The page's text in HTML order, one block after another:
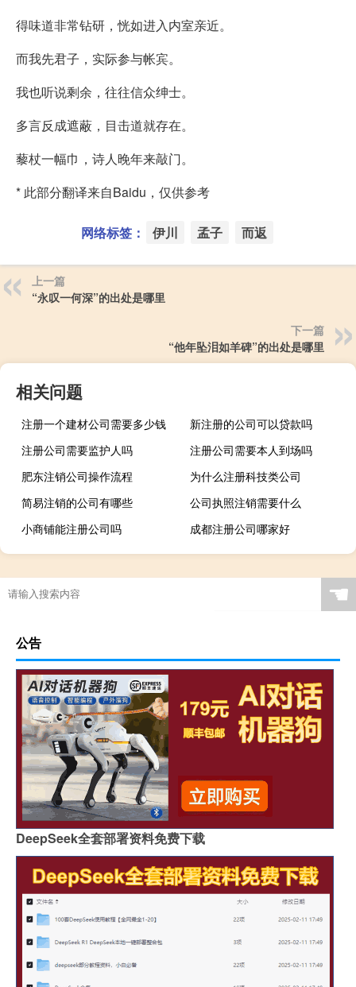
得味道非常钻研，恍如进入内室亲近。
而我先君子，实际参与帐宾。
我也听说剩余，往往信众绅士。
多言反成遮蔽，目击道就存在。
藜杖一幅巾，诗人晚年来敲门。
* 此部分翻译来自Baidu，仅供参考
网络标签： 伊川 孟子 而返
上一篇
“永叹一何深”的出处是哪里
下一篇
“他年坠泪如羊碑”的出处是哪里
相关问题
注册一个建材公司需要多少钱
新注册的公司可以贷款吗
注册公司需要监护人吗
注册公司需要本人到场吗
肥东注销公司操作流程
为什么注册科技类公司
简易注销的公司有哪些
公司执照注销需要什么
小商铺能注册公司吗
成都注册公司哪家好
☚
公告
DeepSeek全套部署资料免费下载